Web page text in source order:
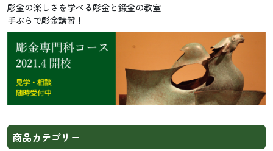
彫金の楽しさを学べる彫金と鍛金の教室
手ぶらで彫金講習！
商品カテゴリー